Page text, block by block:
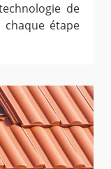
de
étape